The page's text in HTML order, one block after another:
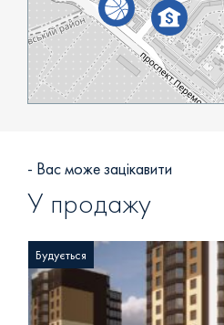
- Вас може зацікавити
У продажу
Будується